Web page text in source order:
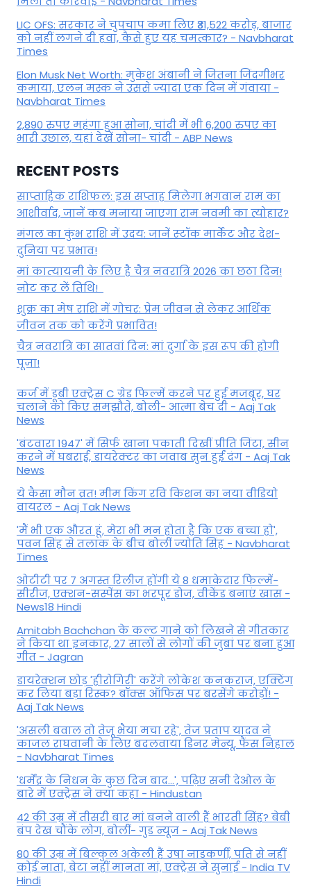
LIC OFS: सरकार ने चुपचाप कमा लिए ₹31,522 करोड़, बाजार
को नहीं लगने दी हवा, कैसे हुए यह चमत्कार? - Navbharat
Times
Elon Musk Net Worth: मुकेश अंबानी ने जितना जिंदगीभर
कमाया, एलन मस्क ने उससे ज्यादा एक दिन में गंवाया -
Navbharat Times
2,890 रुपए महंगा हुआ सोना, चांदी में भी 6,200 रुपए का
भारी उछाल, यहां देखें सोना- चांदी - ABP News
RECENT POSTS
साप्ताहिक राशिफल: इस सप्ताह मिलेगा भगवान राम का
आशीर्वाद, जानें कब मनाया जाएगा राम नवमी का त्योहार?
मंगल का कुंभ राशि में उदय: जानें स्‍टॉक मार्केट और देश-
दुनिया पर प्रभाव!
मां कात्‍यायनी के लिए है चैत्र नवरात्रि 2026 का छठा दिन!
नोट कर लें तिथि!
शुक्र का मेष राशि में गोचर: प्रेम जीवन से लेकर आर्थिक
जीवन तक को करेंगे प्रभावित!
चैत्र नवरात्रि का सातवां दिन: मां दुर्गा के इस रूप की होगी
पूजा!
कर्ज में डूबी एक्ट्रेस C ग्रेड फिल्में करने पर हुई मजबूर, घर
चलाने को किए समझौते, बोली- आत्मा बेच दी - Aaj Tak
News
'बंटवारा 1947' में सिर्फ खाना पकाती दिखीं प्रीति जिंटा, सीन
करने में घबराईं, डायरेक्टर का जवाब सुन हुईं दंग - Aaj Tak
News
ये कैसा मौन व्रत! मीम किंग रवि किशन का नया वीडियो
वायरल - Aaj Tak News
'मैं भी एक औरत हूं, मेरा भी मन होता है कि एक बच्चा हो',
पवन सिंह से तलाक के बीच बोलीं ज्योति सिंह - Navbharat
Times
ओटीटी पर 7 अगस्त रिलीज होंगी ये 8 धमाकेदार फिल्में-
सीरीज, एक्शन-सस्पेंस का भरपूर डोज, वीकेंड बनाएं खास -
News18 Hindi
Amitabh Bachchan के कल्ट गाने को लिखने से गीतकार
ने किया था इनकार, 27 सालों से लोगों की जुबां पर बना हुआ
गीत - Jagran
डायरेक्शन छोड़ 'हीरोगिरी' करेंगे लोकेश कनकराज, एक्टिंग
कर लिया बड़ा रिस्क? बॉक्स ऑफिस पर बरसेंगे करोड़ों! -
Aaj Tak News
'असली बवाल तो तेजू भैया मचा रहे', तेज प्रताप यादव ने
काजल राघवानी के लिए बदलवाया डिनर मेन्यू, फैंस न‍िहाल
- Navbharat Times
'धर्मेंद्र के निधन के कुछ दिन बाद...', पढ़िए सनी देओल के
बारे में एक्ट्रेस ने क्या कहा - Hindustan
42 की उम्र में तीसरी बार मां बनने वाली हैं भारती सिंह? बेबी
बंप देख चौंके लोग, बोलीं- गुड न्यूज - Aaj Tak News
80 की उम्र में बिल्कुल अकेली हैं उषा नाडकर्णी, पति से नहीं
कोई नाता, बेटा नहीं मानता मां, एक्ट्रेस ने सुनाई - India TV
Hindi